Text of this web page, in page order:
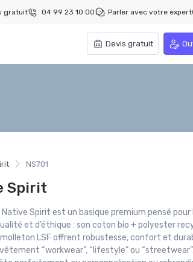
gratuit 04 99 23 10 00 Parler avec votre expert
Devis gratuit
NS701
Spirit
Spirit est un basique premium pensé pour
et d’éthique : son coton bio + polyester
LSF offrent robustesse, confort et
“workwear”, “lifestyle” ou